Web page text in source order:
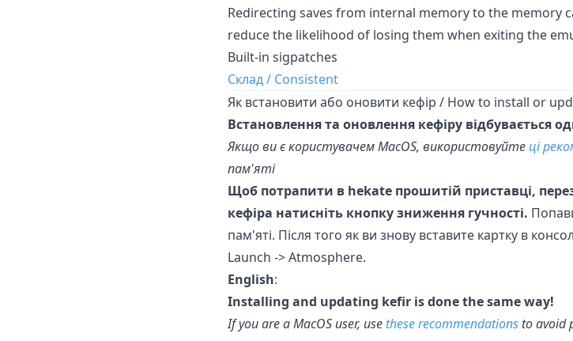
Redirecting saves from internal memory to the memory
reduce the likelihood of losing them when exiting the
Built-in sigpatches
Склад / Consistent
Як встановити або оновити кефір / How to install or
Встановлення та оновлення кефіру відбувається
Якщо ви є користувачем MacOS, використовуйте ці
пам'яті
Щоб потрапити в hekate прошитій приставці,
кефіра натисніть кнопку зниження гучності.
пам'яті. Після того як ви знову вставите картку в
Launch -> Atmosphere.
English:
Installing and updating kefir is done the same way!
If you are a MacOS user, use these recommendations to avoid